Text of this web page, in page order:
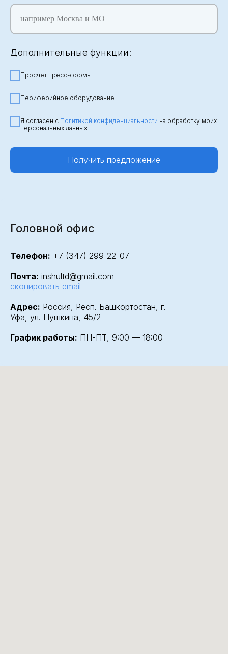
например Москва и МО
Дополнительные функции:
Просчет пресс-формы
Периферийное оборудование
Я согласен с Политикой конфиденциальности на обработку моих
персональных данных.
Получить предложение
Головной офис
Телефон: +7 (347) 299-22-07
Почта: inshultd@gmail.com
скопировать email
Адрес: Россия, Респ. Башкортостан, г.
Уфа, ул. Пушкина, 45/2
График работы: ПН-ПТ, 9:00 — 18:00